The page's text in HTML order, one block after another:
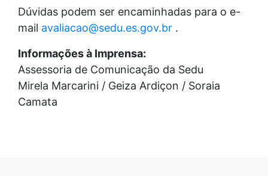
Dúvidas podem ser encaminhadas para o e-
mail avaliacao@sedu.es.gov.br .
Informações à Imprensa:
Assessoria de Comunicação da Sedu
Mirela Marcarini / Geiza Ardiçon / Soraia
Camata